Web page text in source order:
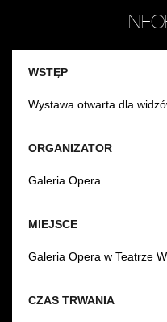
CZAS TRWANIA
MIEJSCE
Galeria Opera w Teatrze
ORGANIZATOR
Galeria Opera
WSTĘP
Wystawa otwarta dla